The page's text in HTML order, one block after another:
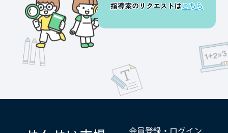
指導案のリクエストはこちら
会員登録・ログイン